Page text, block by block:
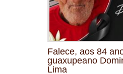
Falece, aos 84
guaxupeano
Lima